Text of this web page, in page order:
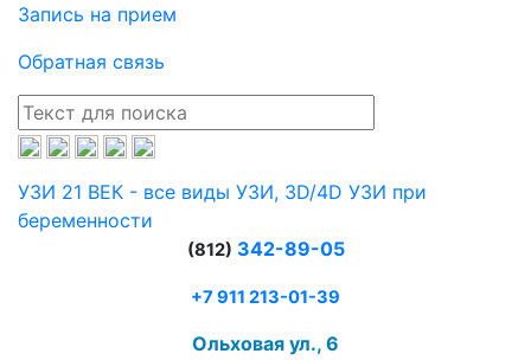
Запись на прием
Обратная связь
УЗИ 21 ВЕК - все виды УЗИ, 3D/4D УЗИ при
беременности
(812) 342-89-05
+7 911 213-01-39
Ольховая ул., 6